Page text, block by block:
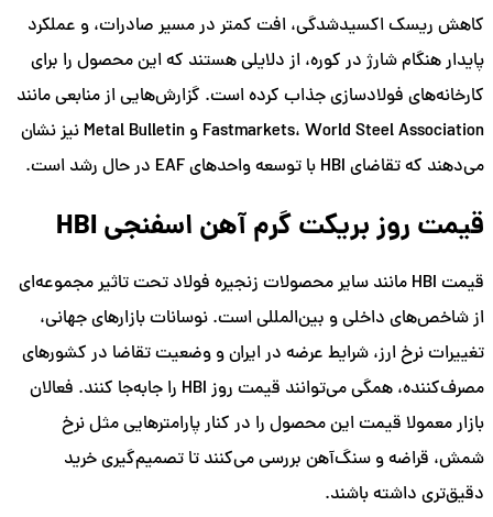
کاهش ریسک اکسیدشدگی، افت کمتر در مسیر صادرات، و عملکرد
پایدار هنگام شارژ در کوره، از دلایلی هستند که این محصول را برای
کارخانه‌های فولادسازی جذاب کرده است. گزارش‌هایی از منابعی مانند
Fastmarkets، World Steel Association و Metal Bulletin نیز نشان
می‌دهند که تقاضای HBI با توسعه واحدهای EAF در حال رشد است.
قیمت روز بریکت گرم آهن اسفنجی HBI
قیمت HBI مانند سایر محصولات زنجیره فولاد تحت تاثیر مجموعه‌ای
از شاخص‌های داخلی و بین‌المللی است. نوسانات بازارهای جهانی،
تغییرات نرخ ارز، شرایط عرضه در ایران و وضعیت تقاضا در کشورهای
مصرف‌کننده، همگی می‌توانند قیمت روز HBI را جابه‌جا کنند. فعالان
بازار معمولا قیمت این محصول را در کنار پارامترهایی مثل نرخ
شمش، قراضه و سنگ‌آهن بررسی می‌کنند تا تصمیم‌گیری خرید
دقیق‌تری داشته باشند.